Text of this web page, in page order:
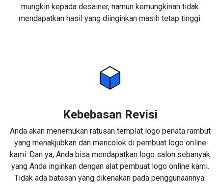
mungkin kepada desainer, namun kemungkinan tidak
mendapatkan hasil yang diinginkan masih tetap tinggi.
Kebebasan Revisi
Anda akan menemukan ratusan templat logo penata rambut
yang menakjubkan dan mencolok di pembuat logo online
kami. Dan ya, Anda bisa mendapatkan logo salon sebanyak
yang Anda inginkan dengan alat pembuat logo online kami.
Tidak ada batasan yang dikenakan pada penggunaannya.